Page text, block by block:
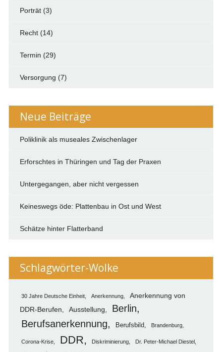
Porträt(3)
Recht(14)
Termin (29)
Versorgung (7)
Neue Beiträge
Poliklinik als museales Zwischenlager
Erforschtes in Thüringen und Tag der Praxen
Untergegangen, aber nicht vergessen
Keineswegs öde: Plattenbau in Ost und West
Schätze hinter Flatterband
Schlagwörter-Wolke
30 Jahre Deutsche Einheit Anerkennung
Anerkennung von
DDR-Berufen
Ausstellung
Berlin
Berufsanerkennung
Berufsbild Brandenburg
Corona-Krise DDR Diskriminierung Dr. Peter-Michael Diestel